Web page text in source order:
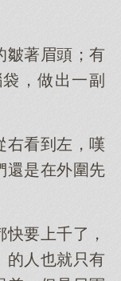
皺著眉頭；有
，做出一副
右看到左，嘆
還是在外圍先
要上千了，
的人也就只有